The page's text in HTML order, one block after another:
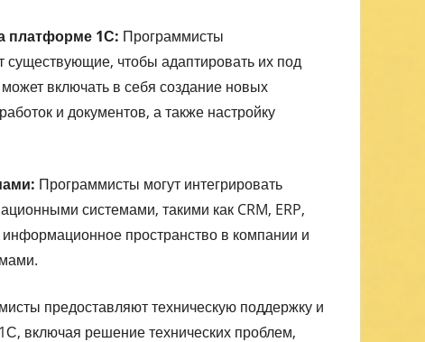
платформе 1С: Программисты
чтобы адаптировать их под
включать в себя создание новых
и документов, а также настройку
Программисты могут интегрировать
системами, такими как CRM, ERP,
пространство в компании и
предоставляют техническую поддержку и
включая решение технических проблем,